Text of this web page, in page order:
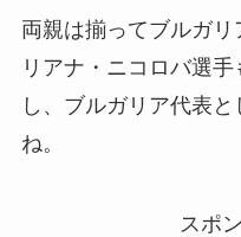
両親は揃ってブルガ
リアナ・ニコロバ選
し、ブルガリア代表
ね。
スポ